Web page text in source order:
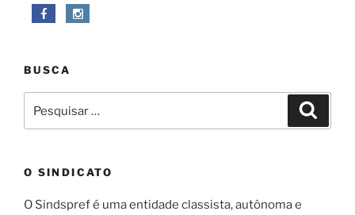
BUSCA
por:
O SINDICATO
O Sindspref é uma entidade classista, autônoma e